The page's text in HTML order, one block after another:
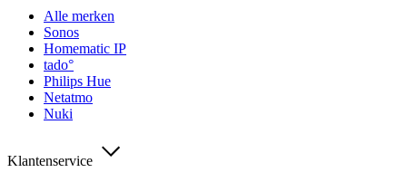
Alle merken
Sonos
Homematic IP
tado°
Philips Hue
Netatmo
Nuki
Klantenservice